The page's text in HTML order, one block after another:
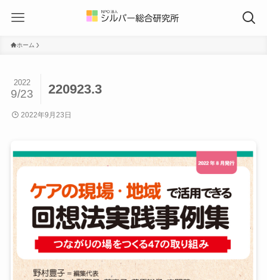
ホーム
220923.3
2022
9/23
2022年9月23日